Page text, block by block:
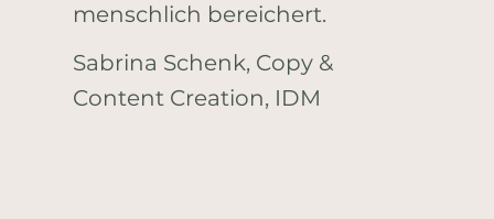
menschlich bereichert.
Sabrina Schenk, Copy &
Content Creation, IDM